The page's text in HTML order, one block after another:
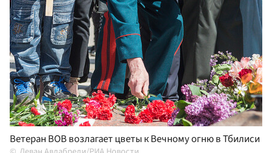
Ветеран ВОВ возлагает цветы к Вечному огню в Тбилиси